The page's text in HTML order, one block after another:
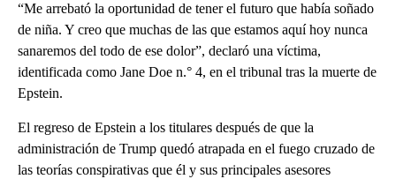
“Me arrebató la oportunidad de tener el futuro que había soñado
de niña. Y creo que muchas de las que estamos aquí hoy nunca
sanaremos del todo de ese dolor”, declaró una víctima,
identificada como Jane Doe n.° 4, en el tribunal tras la muerte de
Epstein.
El regreso de Epstein a los titulares después de que la
administración de Trump quedó atrapada en el fuego cruzado de
las teorías conspirativas que él y sus principales asesores